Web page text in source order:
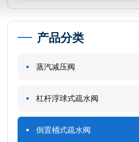
产品分类
蒸汽减压阀
杠杆浮球式疏水阀
倒置桶式疏水阀